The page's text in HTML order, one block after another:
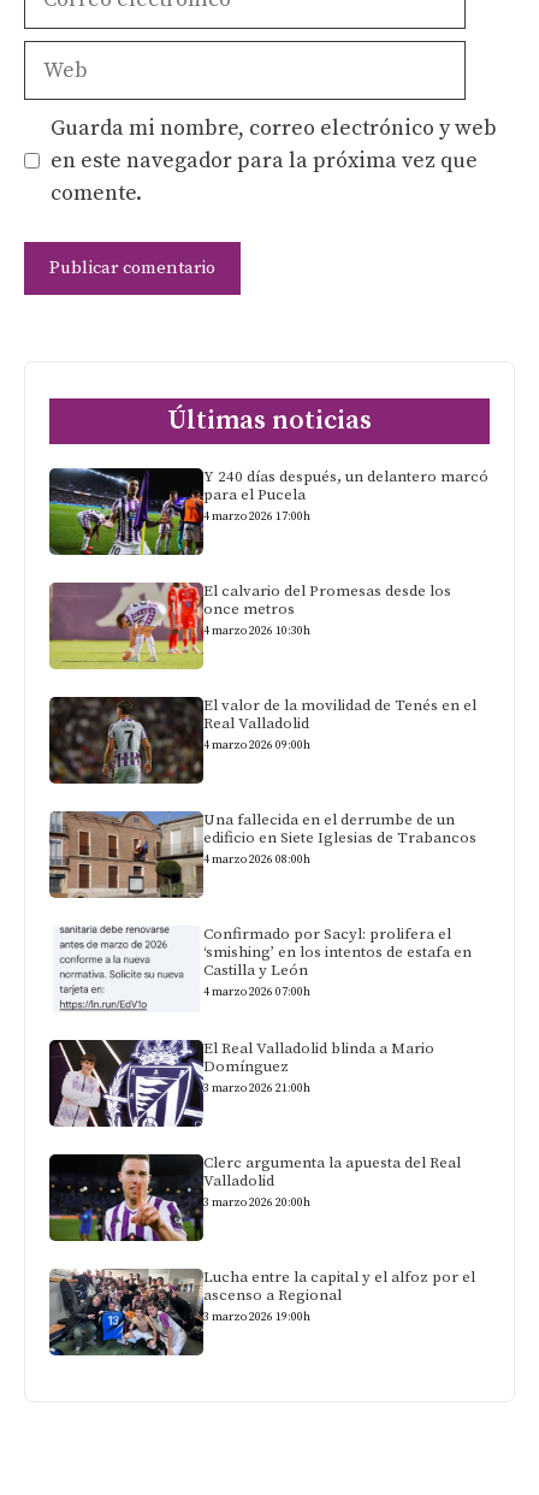
Web
Guarda mi nombre, correo electrónico y web
en este navegador para la próxima vez que
comente.
Últimas noticias
Y 240 días después, un delantero marcó
para el Pucela
4 marzo 2026 17:00h
El calvario del Promesas desde los
once metros
4 marzo 2026 10:30h
El valor de la movilidad de Tenés en el
Real Valladolid
4 marzo 2026 09:00h
Una fallecida en el derrumbe de un
edificio en Siete Iglesias de Trabancos
4 marzo 2026 08:00h
Confirmado por Sacyl: prolifera el
‘smishing’ en los intentos de estafa en
Castilla y León
4 marzo 2026 07:00h
El Real Valladolid blinda a Mario
Domínguez
3 marzo 2026 21:00h
Clerc argumenta la apuesta del Real
Valladolid
3 marzo 2026 20:00h
Lucha entre la capital y el alfoz por el
ascenso a Regional
3 marzo 2026 19:00h